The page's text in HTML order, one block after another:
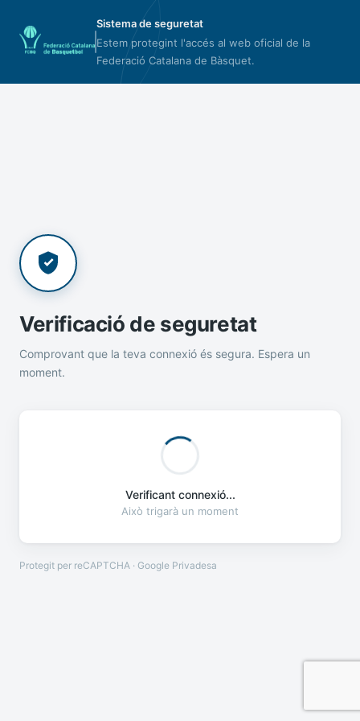
Sistema de seguretat
Estem protegint l'accés al web oficial de la
Federació Catalana de Bàsquet.
Verificació de seguretat
Comprovant que la teva connexió és segura. Espera un
moment.
Verificant connexió...
Això trigarà un moment
Protegit per reCAPTCHA · Google Privadesa